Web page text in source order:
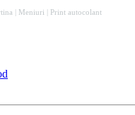
| Meniuri | Print autocolant